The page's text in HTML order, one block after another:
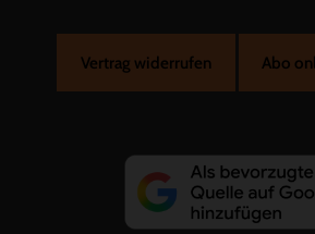
Vertrag widerrufen Abo